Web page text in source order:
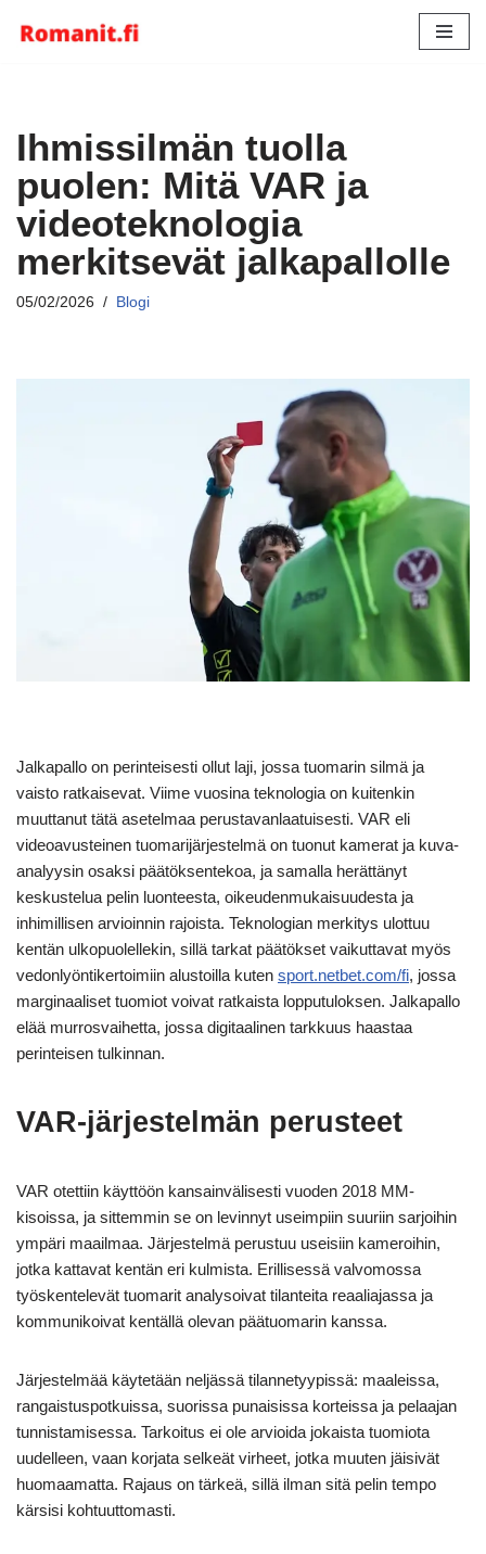
Ihmissilmän tuolla
puolen: Mitä VAR ja
videoteknologia
merkitsevät jalkapallolle
05/02/2026 Blogi
Jalkapallo on perinteisesti ollut laji, jossa tuomarin silmä ja
vaisto ratkaisevat. Viime vuosina teknologia on kuitenkin
muuttanut tätä asetelmaa perustavanlaatuisesti. VAR eli
videoavusteinen tuomarijärjestelmä on tuonut kamerat ja kuva-
analyysin osaksi päätöksentekoa, ja samalla herättänyt
keskustelua pelin luonteesta, oikeudenmukaisuudesta ja
inhimillisen arvioinnin rajoista. Teknologian merkitys ulottuu
kentän ulkopuolellekin, sillä tarkat päätökset vaikuttavat myös
vedonlyöntikertoimiin alustoilla kuten sport.netbet.com/fi, jossa
marginaaliset tuomiot voivat ratkaista lopputuloksen. Jalkapallo
elää murrosvaihetta, jossa digitaalinen tarkkuus haastaa
perinteisen tulkinnan.
VAR-järjestelmän perusteet
VAR otettiin käyttöön kansainvälisesti vuoden 2018 MM-
kisoissa, ja sittemmin se on levinnyt useimpiin suuriin sarjoihin
ympäri maailmaa. Järjestelmä perustuu useisiin kameroihin,
jotka kattavat kentän eri kulmista. Erillisessä valvomossa
työskentelevät tuomarit analysoivat tilanteita reaaliajassa ja
kommunikoivat kentällä olevan päätuomarin kanssa.
Järjestelmää käytetään neljässä tilannetyypissä: maaleissa,
rangaistuspotkuissa, suorissa punaisissa korteissa ja pelaajan
tunnistamisessa. Tarkoitus ei ole arvioida jokaista tuomiota
uudelleen, vaan korjata selkeät virheet, jotka muuten jäisivät
huomaamatta. Rajaus on tärkeä, sillä ilman sitä pelin tempo
kärsisi kohtuuttomasti.